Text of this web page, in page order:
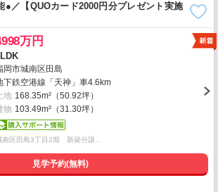
●／【QUOカード2000円分プレゼント実施
万円
岡市城南区田島
下鉄空港線「天神」車4.6km
地 168.35m²（50.92坪）
物 103.49m²（31.30坪）
南区田島3丁目2期 新築分譲…
見学予約(無料)